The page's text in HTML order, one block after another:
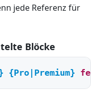
jede Referenz für
Blöcke
{Pro|Premium}